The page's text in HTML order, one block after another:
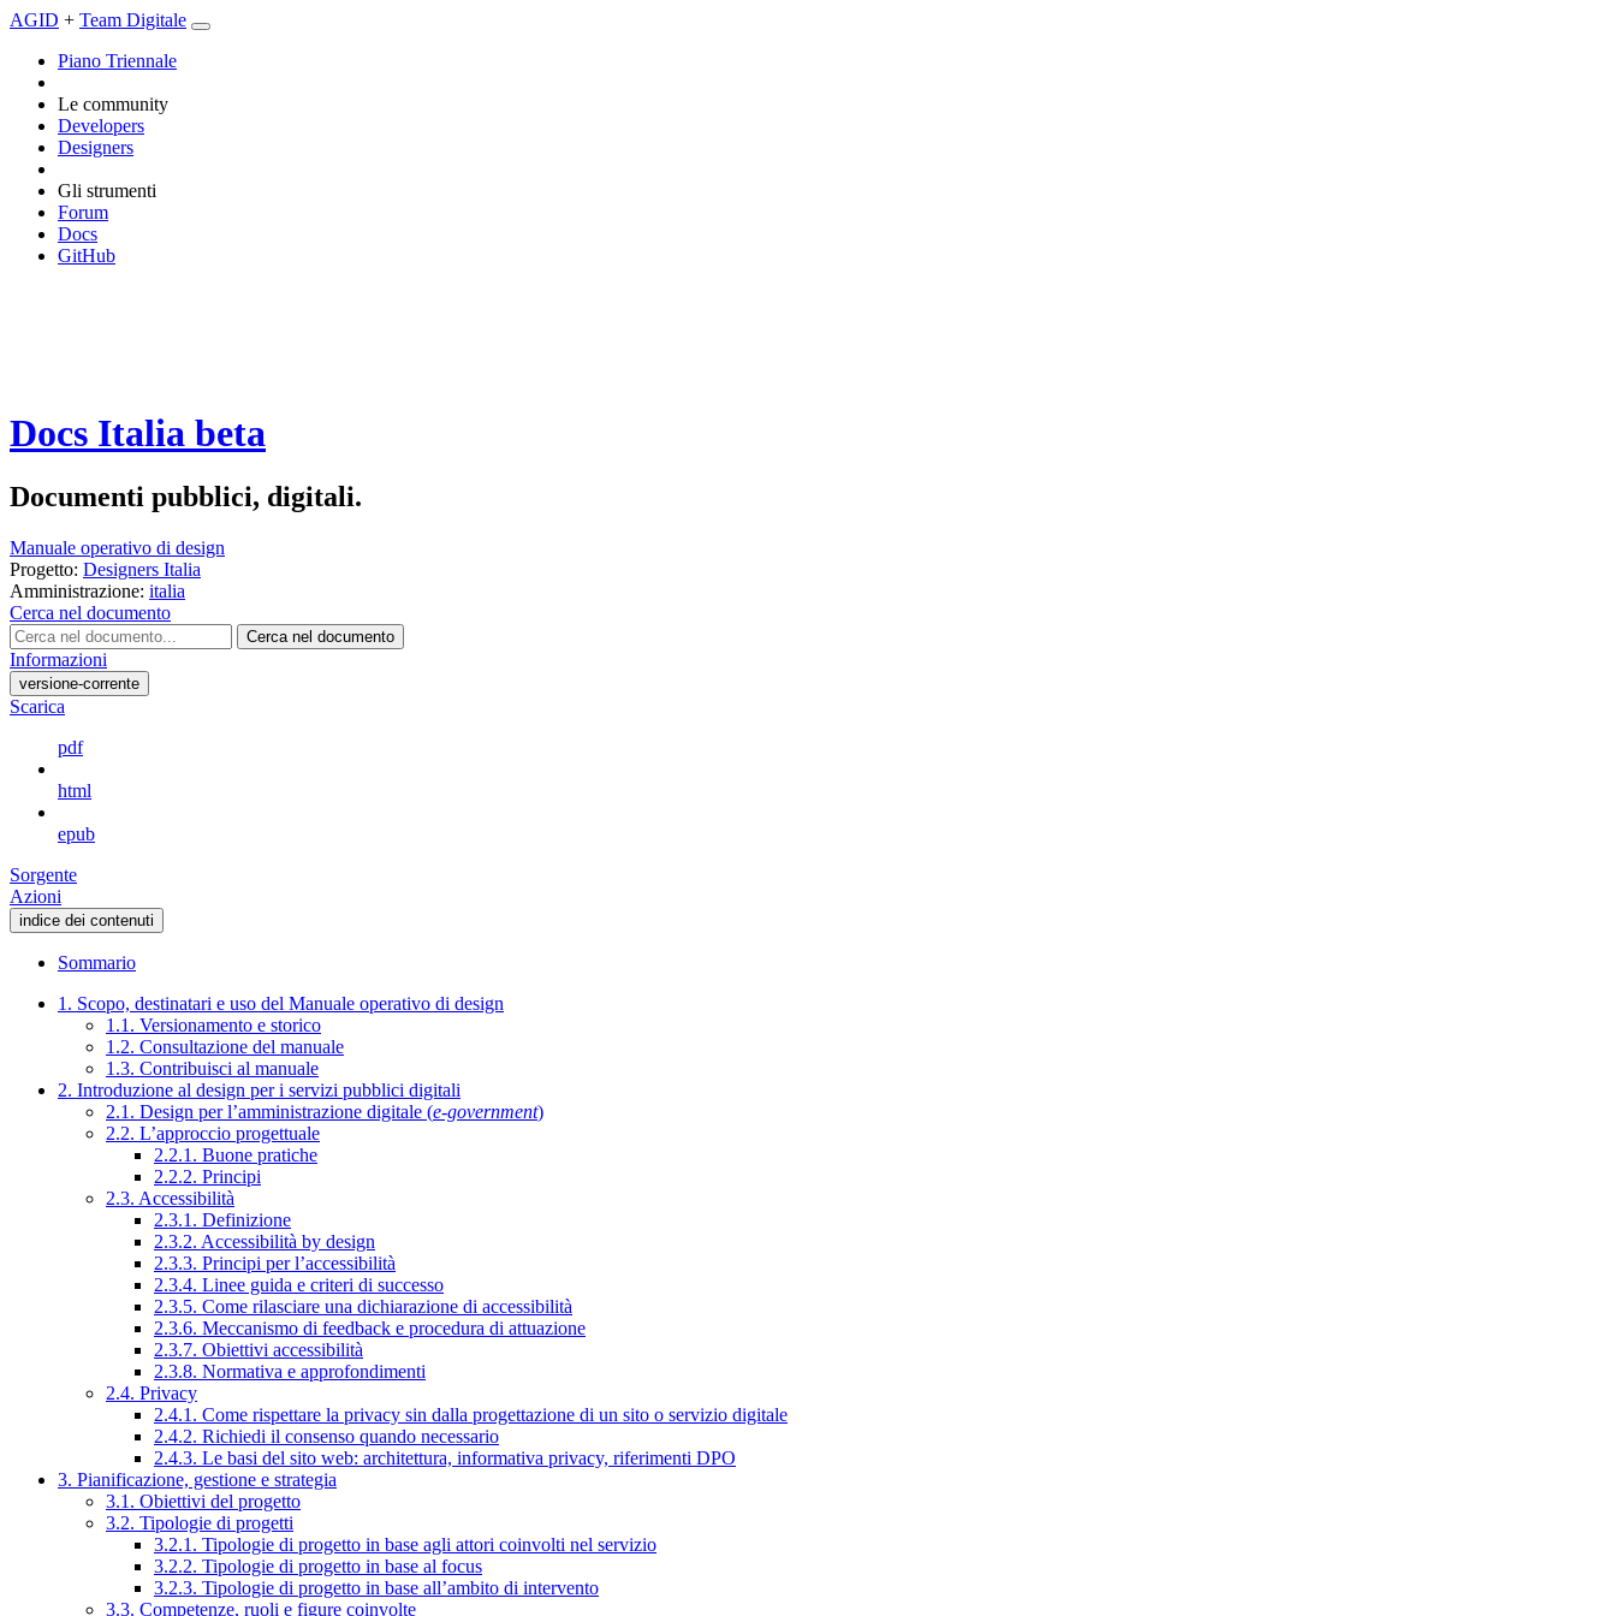
AGID + Team Digitale
Piano Triennale
Le community
Developers
Designers
Gli strumenti
Forum
Docs
GitHub
Docs Italia beta
Documenti pubblici, digitali.
Manuale operativo di design
Progetto: Designers Italia
Amministrazione: italia
Cerca nel documento
Cerca nel documento
Informazioni
versione-corrente
Scarica
pdf
html
epub
Sorgente
Azioni
indice dei contenuti
Sommario
1. Scopo, destinatari e uso del Manuale operativo di design
1.1. Versionamento e storico
1.2. Consultazione del manuale
1.3. Contribuisci al manuale
2. Introduzione al design per i servizi pubblici digitali
2.1. Design per l’amministrazione digitale (e-government)
2.2. L’approccio progettuale
2.2.1. Buone pratiche
2.2.2. Principi
2.3. Accessibilità
2.3.1. Definizione
2.3.2. Accessibilità by design
2.3.3. Principi per l’accessibilità
2.3.4. Linee guida e criteri di successo
2.3.5. Come rilasciare una dichiarazione di accessibilità
2.3.6. Meccanismo di feedback e procedura di attuazione
2.3.7. Obiettivi accessibilità
2.3.8. Normativa e approfondimenti
2.4. Privacy
2.4.1. Come rispettare la privacy sin dalla progettazione di un sito o servizio digitale
2.4.2. Richiedi il consenso quando necessario
2.4.3. Le basi del sito web: architettura, informativa privacy, riferimenti DPO
3. Pianificazione, gestione e strategia
3.1. Obiettivi del progetto
3.2. Tipologie di progetti
3.2.1. Tipologie di progetto in base agli attori coinvolti nel servizio
3.2.2. Tipologie di progetto in base al focus
3.2.3. Tipologie di progetto in base all’ambito di intervento
3.3. Competenze, ruoli e figure coinvolte